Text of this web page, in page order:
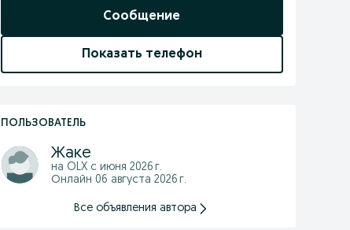
Сообщение
Показать телефон
ПОЛЬЗОВАТЕЛЬ
Жаке
на OLX с июня 2026 г.
Онлайн 06 августа 2026 г.
Все объявления автора